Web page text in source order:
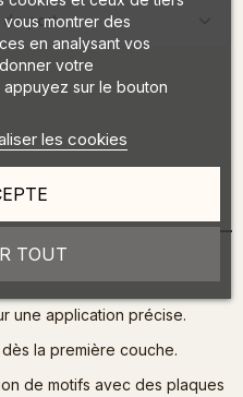
port
une application précise.
la première couche.
de motifs avec des plaques
montrer des
en analysant vos
votre
appuyez sur le bouton
les cookies
TOUT